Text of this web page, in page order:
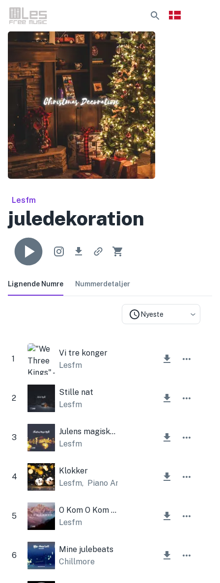
Lesfm
juledekoration
Lignende Numre Nummerdetaljer
Nyeste
1
Vi tre konger
Lesfm
2
Stille nat
Lesfm
3
Julens magiske nat
Lesfm
4
Klokker
Lesfm, Piano Amor
5
O Kom O Kom Emmanuel
Lesfm
6
Mine julebeats
Chillmore